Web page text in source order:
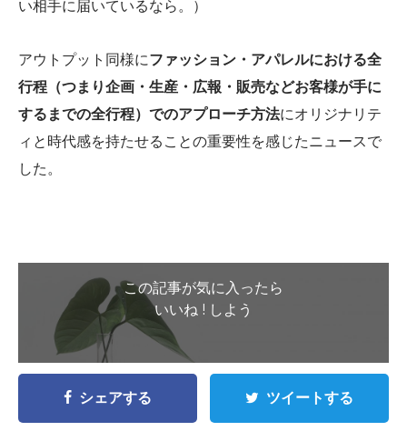
い相手に届いているなら。）
アウトプット同様にファッション・アパレルにおける全
行程（つまり企画・生産・広報・販売などお客様が手に
するまでの全行程）でのアプローチ方法にオリジナリテ
ィと時代感を持たせることの重要性を感じたニュースで
した。
この記事が気に入ったら
いいね ! しよう
シェアする ツイートする